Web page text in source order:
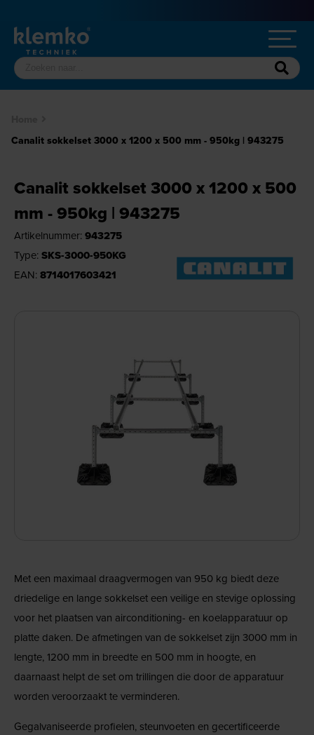
Canalit sokkelset 3000 x 1200 x 500 mm - 950kg | 943275
Canalit sokkelset 3000 x 1200 x 500
mm - 950kg | 943275
Artikelnummer: 943275
Type: SKS-3000-950KG
EAN: 8714017603421
Met een maximaal draagvermogen van 950 kg biedt deze
driedelige en lange sokkelset een veilige en stevige oplossing
voor het plaatsen van airconditioning- en koelapparatuur op
platte daken. De afmetingen van de sokkelset zijn 3000 mm in
lengte, 1200 mm in breedte en 500 mm in hoogte, en
daarnaast helpt de set om trillingen die door de apparatuur
worden veroorzaakt te verminderen.
Gegalvaniseerde profielen, steunvoeten en gecertificeerde